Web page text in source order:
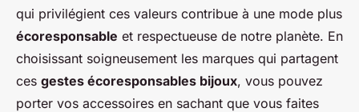
qui privilégient ces valeurs contribue à une mode plus
écoresponsable et respectueuse de notre planète. En
choisissant soigneusement les marques qui partagent
ces gestes écoresponsables bijoux, vous pouvez
porter vos accessoires en sachant que vous faites